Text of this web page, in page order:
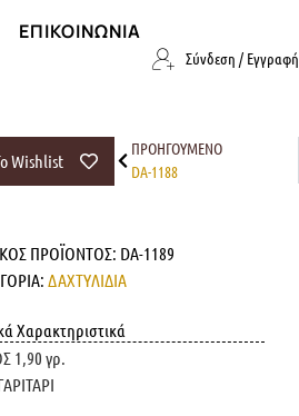
ΕΠΙΚΟΙΝΩΝΊΑ
Σύνδεση / Εγγραφή
Wishlist
ΠΡΟΗΓΟΎΜΕΝΟ
DA-1188
ΠΡΟΪΌΝΤΟΣ: DA-1189
ΔΑΧΤΥΛΙΔΙΑ
Χαρακτηριστικά
1,90 γρ.